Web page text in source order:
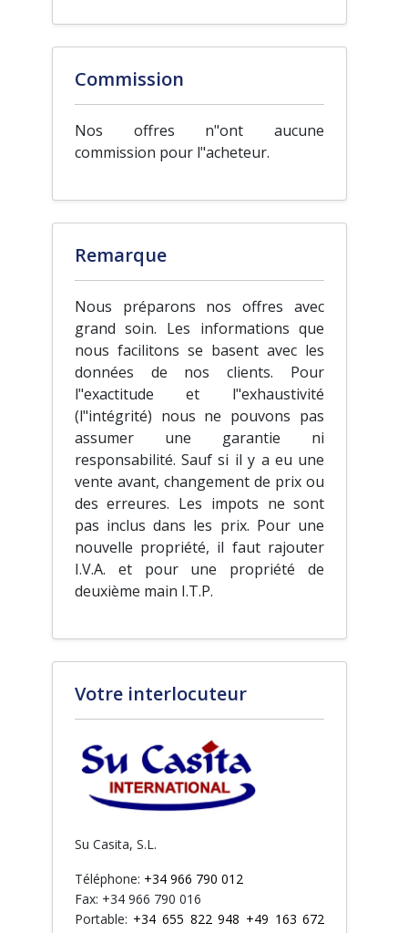
Commission
Nos offres n"ont aucune
commission pour l"acheteur.
Remarque
Nous préparons nos offres avec
grand soin. Les informations que
nous facilitons se basent avec les
données de nos clients. Pour
l"exactitude et l"exhaustivité
(l"intégrité) nous ne pouvons pas
assumer une garantie ni
responsabilité. Sauf si il y a eu une
vente avant, changement de prix ou
des erreures. Les impots ne sont
pas inclus dans les prix. Pour une
nouvelle propriété, il faut rajouter
I.V.A. et pour une propriété de
deuxième main I.T.P.
Votre interlocuteur
Su Casita, S.L.
Téléphone: +34 966 790 012
Fax: +34 966 790 016
Portable: +34 655 822 948 +49 163 672